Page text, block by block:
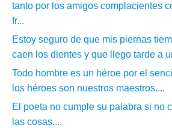
tanto por los amigos complacientes
fr...
Estoy seguro de que mis piernas
caen los dientes y que llego tarde a
Todo hombre es un héroe por el
los héroes son nuestros maestros....
El poeta no cumple su palabra si no
las cosas....